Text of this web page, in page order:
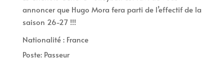
annoncer que Hugo Mora fera parti de l’effectif de la
saison 26-27 !!!
Nationalité : France
Poste: Passeur